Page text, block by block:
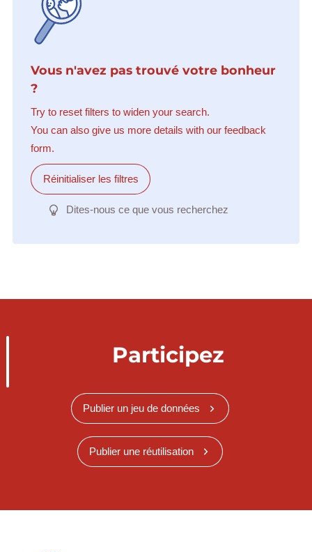
Vous n'avez pas trouvé votre bonheur
?
Try to reset filters to widen your search.
You can also give us more details with our feedback
form.
Réinitialiser les filtres
Dites-nous ce que vous recherchez
Participez
Publier un jeu de données
Publier une réutilisation